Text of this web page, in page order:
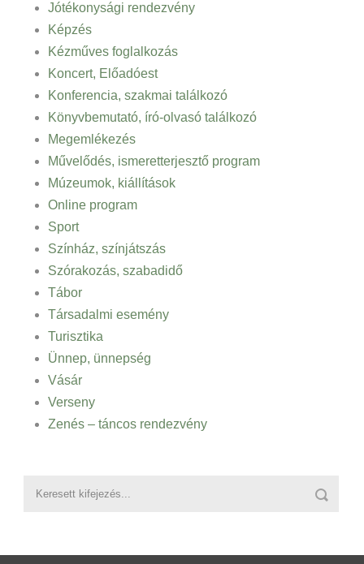
Jótékonysági rendezvény
Képzés
Kézműves foglalkozás
Koncert, Előadóest
Konferencia, szakmai találkozó
Könyvbemutató, író-olvasó találkozó
Megemlékezés
Művelődés, ismeretterjesztő program
Múzeumok, kiállítások
Online program
Sport
Színház, színjátszás
Szórakozás, szabadidő
Tábor
Társadalmi esemény
Turisztika
Ünnep, ünnepség
Vásár
Verseny
Zenés – táncos rendezvény